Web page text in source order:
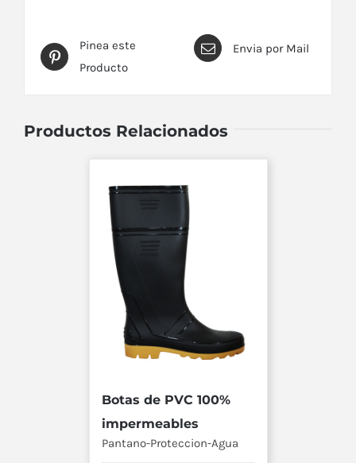
Pinea este
Producto
Envia por Mail
Productos Relacionados
Botas de PVC 100%
impermeables
Pantano-Proteccion-Agua